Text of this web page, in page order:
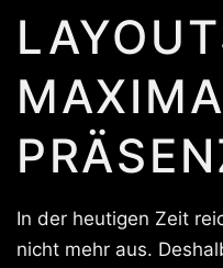
In der heutigen Zeit
nicht mehr aus.